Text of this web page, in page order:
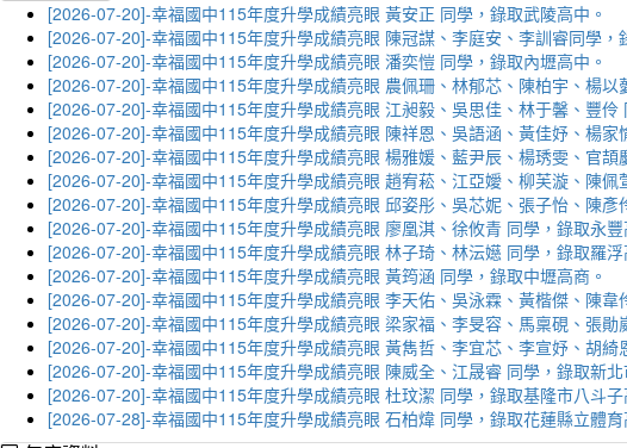
[2026-07-20]-幸福國中115年度升學成績亮眼 黃安正 同學，錄取武陵高中。
[2026-07-20]-幸福國中115年度升學成績亮眼 陳冠謀、李庭安、李訓睿同學，
[2026-07-20]-幸福國中115年度升學成績亮眼 潘奕愷 同學，錄取內壢高中。
[2026-07-20]-幸福國中115年度升學成績亮眼 農佩珊、林郁芯、陳柏宇、楊以
[2026-07-20]-幸福國中115年度升學成績亮眼 江昶毅、吳思佳、林于馨、豐伶
[2026-07-20]-幸福國中115年度升學成績亮眼 陳祥恩、吳語涵、黃佳妤、楊家
[2026-07-20]-幸福國中115年度升學成績亮眼 楊雅媛、藍尹辰、楊琇雯、官頡
[2026-07-20]-幸福國中115年度升學成績亮眼 趙宥菘、江亞嬡、柳芙漩、陳佩
[2026-07-20]-幸福國中115年度升學成績亮眼 邱姿彤、吳芯妮、張子怡、陳彥
[2026-07-20]-幸福國中115年度升學成績亮眼 廖凰淇、徐攸青 同學，錄取永豐
[2026-07-20]-幸福國中115年度升學成績亮眼 林子琦、林沄嬨 同學，錄取羅浮
[2026-07-20]-幸福國中115年度升學成績亮眼 黃筠涵 同學，錄取中壢高商。
[2026-07-20]-幸福國中115年度升學成績亮眼 李天佑、吳泳霖、黃楷傑、陳韋
[2026-07-20]-幸福國中115年度升學成績亮眼 梁家福、李旻容、馬稟硯、張勛
[2026-07-20]-幸福國中115年度升學成績亮眼 黃雋哲、李宜芯、李宣妤、胡綺
[2026-07-20]-幸福國中115年度升學成績亮眼 陳威全、江晟睿 同學，錄取新北
[2026-07-20]-幸福國中115年度升學成績亮眼 杜玟潔 同學，錄取基隆市八斗子
[2026-07-28]-幸福國中115年度升學成績亮眼 石柏煒 同學，錄取花蓮縣立體育